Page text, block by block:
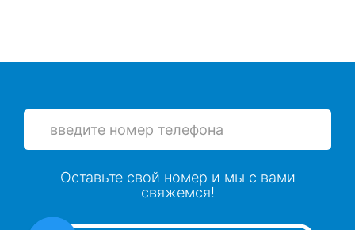
Оставьте свой номер и мы с вами
свяжемся!